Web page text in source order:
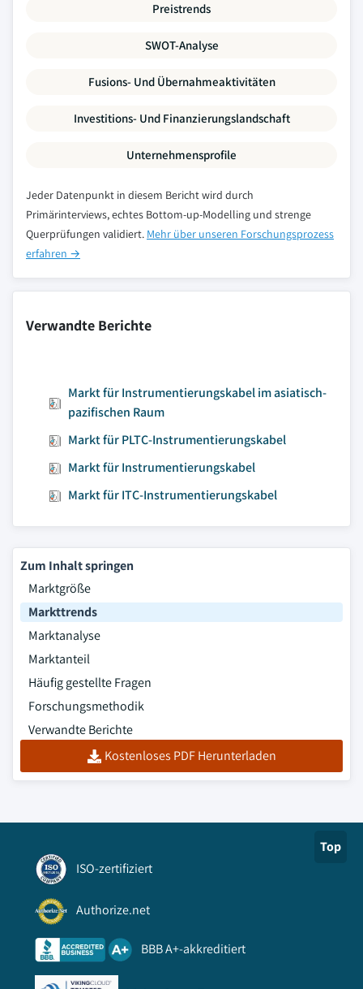
Preistrends
SWOT-Analyse
Fusions- Und Übernahmeaktivitäten
Investitions- Und Finanzierungslandschaft
Unternehmensprofile
Jeder Datenpunkt in diesem Bericht wird durch
Primärinterviews, echtes Bottom-up-Modelling und strenge
Querprüfungen validiert. Mehr über unseren Forschungsprozess
erfahren →
Verwandte Berichte
Markt für Instrumentierungskabel im asiatisch-
pazifischen Raum
Markt für PLTC-Instrumentierungskabel
Markt für Instrumentierungskabel
Markt für ITC-Instrumentierungskabel
Zum Inhalt springen
Marktgröße
Markttrends
Marktanalyse
Marktanteil
Häufig gestellte Fragen
Forschungsmethodik
Verwandte Berichte
Kostenloses PDF Herunterladen
Top
ISO-zertifiziert
Authorize.net
BBB A+-akkreditiert